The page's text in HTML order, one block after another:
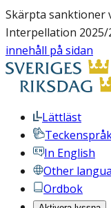
Skärpta sanktioner
Interpellation 2025/
innehåll på sidan
Lättläst
In English
Other
Ordbok